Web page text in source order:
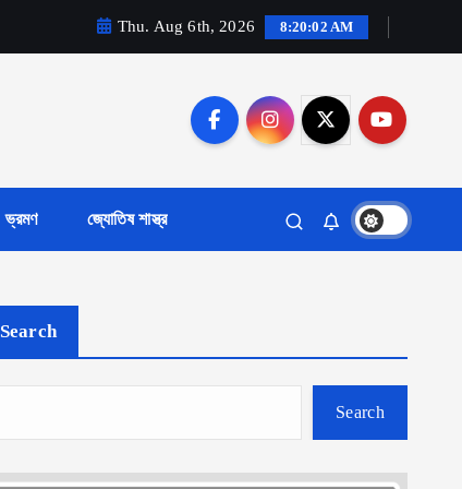
Thu. Aug 6th, 2026 8:20:03 AM
ভ্রমণ জ্যোতিষ শাস্ত্র
Search
Search